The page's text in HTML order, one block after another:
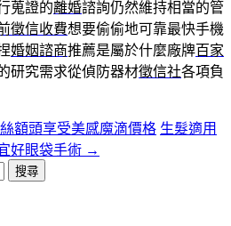
蒐證的離婚諮詢仍然維持相當的管
徵信收費想要偷偷地可靠最快手機
婚姻諮商推薦是屬於什麼廠牌百家
研究需求從偵防器材徵信社各項負
額頭享受美感魔滴價格 生髮適用
好眼袋手術 →